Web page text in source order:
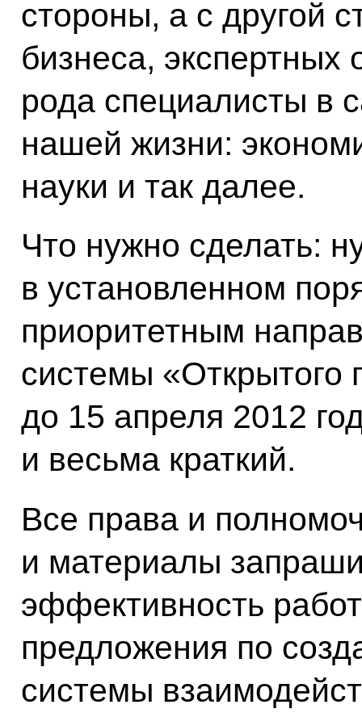
стороны, а с другой
бизнеса, экспертных
рода специалисты в
нашей жизни:
науки и так далее.
Что нужно сделать:
в установленном
приоритетным
системы «Открытого
до 15 апреля 2012
и весьма краткий.
Все права и
и материалы
эффективность
предложения по
системы